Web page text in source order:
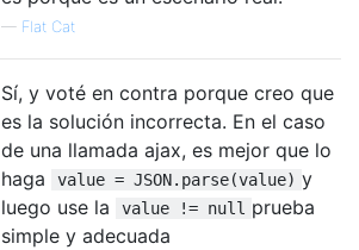
— Flat Cat
Sí, y voté en contra porque creo que
es la solución incorrecta. En el caso
de una llamada ajax, es mejor que lo
haga
value = JSON.parse(value) y
luego use la
value != null prueba
simple y adecuada